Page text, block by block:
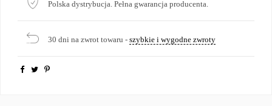
Polska dystrybucja. Pełna gwarancja producenta.
30 dni na zwrot towaru - szybkie i wygodne zwroty